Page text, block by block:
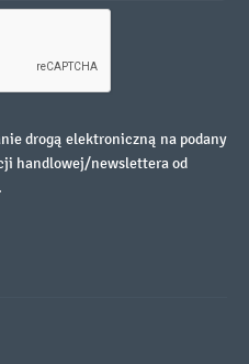
drogą elektroniczną na podany
handlowej/newslettera od